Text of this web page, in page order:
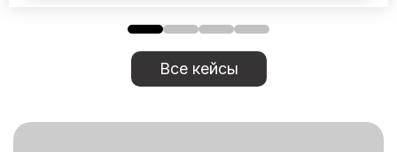
Все кейсы